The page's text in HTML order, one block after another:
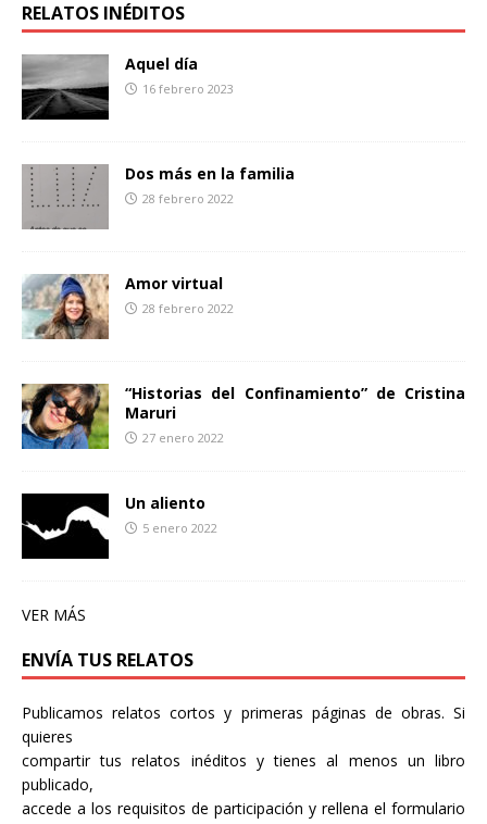
b
o
o
k
t
e
r
a
r
RELATOS INÉDITOS
Aquel día
16 febrero 2023
Dos más en la familia
28 febrero 2022
Amor virtual
28 febrero 2022
“Historias del Confinamiento” de Cristina
Maruri
27 enero 2022
Un aliento
5 enero 2022
VER MÁS
ENVÍA TUS RELATOS
Publicamos relatos cortos y primeras páginas de obras. Si
quieres
compartir tus relatos inéditos y tienes al menos un libro
publicado,
accede a los requisitos de participación y rellena el formulario